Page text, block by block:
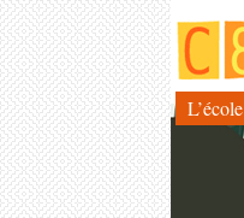
Aller
au
L’école